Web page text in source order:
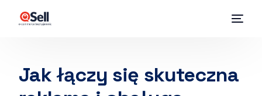
Jak łączy się skuteczna